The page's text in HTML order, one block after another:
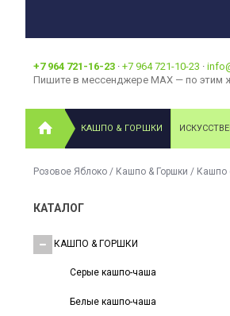
+7 964 721-16-23 · +7 964 721-10-23 ·
Пишите в мессенджере MAX — по этим
КАШПО & ГОРШКИ
Розовое Яблоко / Кашпо & Горшки / Кашпо
КАТАЛОГ
КАШПО & ГОРШКИ
Серые кашпо-чаша
Белые кашпо-чаша